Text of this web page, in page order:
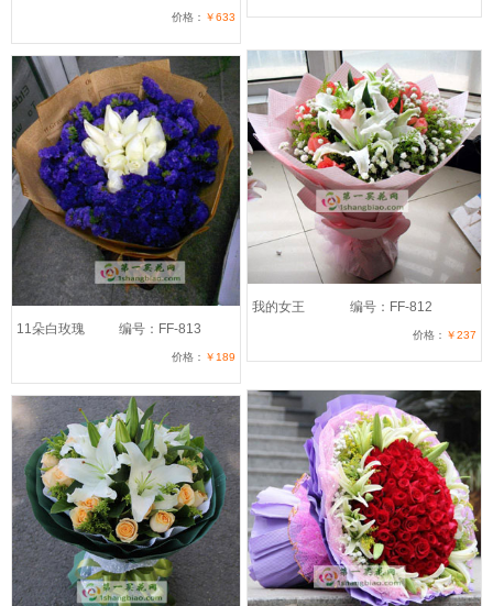
价格： ￥633
11朵白玫瑰 编号：FF-813
价格： ￥189
我的女王 编号：FF-812
价格： ￥237